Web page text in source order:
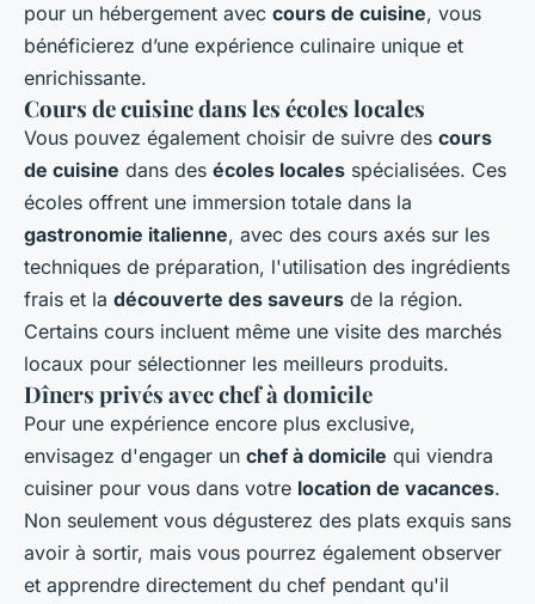
pour un hébergement avec cours de cuisine, vous
bénéficierez d’une expérience culinaire unique et
enrichissante.
Cours de cuisine dans les écoles locales
Vous pouvez également choisir de suivre des cours
de cuisine dans des écoles locales spécialisées. Ces
écoles offrent une immersion totale dans la
gastronomie italienne, avec des cours axés sur les
techniques de préparation, l'utilisation des ingrédients
frais et la découverte des saveurs de la région.
Certains cours incluent même une visite des marchés
locaux pour sélectionner les meilleurs produits.
Dîners privés avec chef à domicile
Pour une expérience encore plus exclusive,
envisagez d'engager un chef à domicile qui viendra
cuisiner pour vous dans votre location de vacances.
Non seulement vous dégusterez des plats exquis sans
avoir à sortir, mais vous pourrez également observer
et apprendre directement du chef pendant qu'il